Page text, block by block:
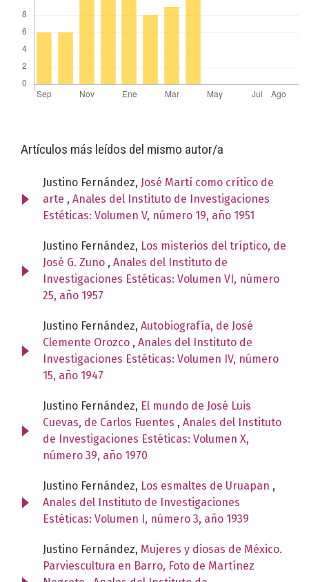
Artículos más leídos del mismo autor/a
Justino Fernández, José Martí como crítico de
arte , Anales del Instituto de Investigaciones
Estéticas: Volumen V, número 19, año 1951
Justino Fernández, Los misterios del tríptico, de
José G. Zuno , Anales del Instituto de
Investigaciones Estéticas: Volumen VI, número
25, año 1957
Justino Fernández, Autobiografía, de José
Clemente Orozco , Anales del Instituto de
Investigaciones Estéticas: Volumen IV, número
15, año 1947
Justino Fernández, El mundo de José Luis
Cuevas, de Carlos Fuentes , Anales del Instituto
de Investigaciones Estéticas: Volumen X,
número 39, año 1970
Justino Fernández, Los esmaltes de Uruapan ,
Anales del Instituto de Investigaciones
Estéticas: Volumen I, número 3, año 1939
Justino Fernández, Mujeres y diosas de México.
Parviescultura en Barro, Foto de Martínez